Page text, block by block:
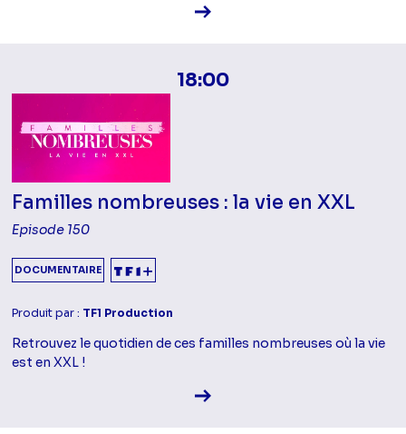
Voir la fiche diffusion
18:00
Familles nombreuses : la vie en XXL
Episode 150
DOCUMENTAIRE
Produit par : TF1 Production
Retrouvez le quotidien de ces familles nombreuses où la vie
est en XXL !
Voir la fiche diffusion